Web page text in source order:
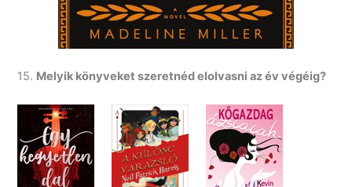
15. Melyik könyveket szeretnéd elolvasni az év végéig?